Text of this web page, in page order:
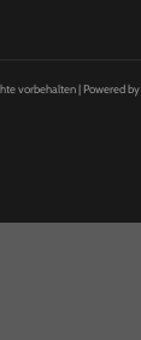
vorbehalten | Powered